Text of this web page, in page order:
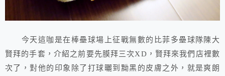
今天這咖是在棒壘球場上征戰無數的比菲多壘球隊陳大
賢拜的手套，介紹之前要先膜拜三次XD，賢拜來我們店裡數
次了，對他的印象除了打球曬到黝黑的皮膚之外，就是爽朗